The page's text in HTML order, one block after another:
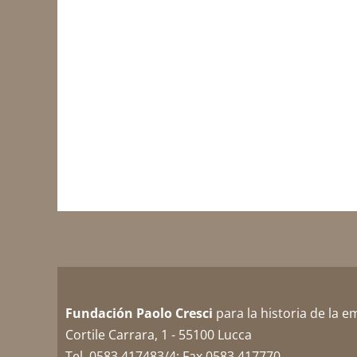
Fundación Paolo Cresci para la historia de la
Cortile Carrara, 1 - 55100 Lucca